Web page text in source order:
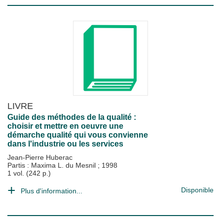
LIVRE
Guide des méthodes de la qualité :
choisir et mettre en oeuvre une
démarche qualité qui vous convienne
dans l'industrie ou les services
Jean-Pierre Huberac
Partis : Maxima L. du Mesnil ; 1998
1 vol. (242 p.)
Plus d'information... Disponible